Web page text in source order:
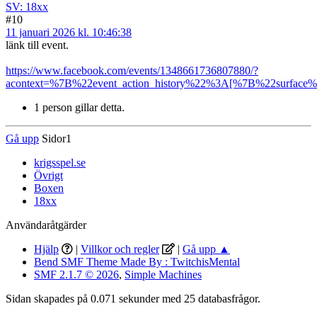
SV: 18xx
#10
11 januari 2026 kl. 10:46:38
länk till event.
https://www.facebook.com/events/1348661736807880/?
1 person gillar detta.
Gå upp Sidor1
krigsspel.se
Övrigt
Boxen
18xx
Användaråtgärder
Hjälp
| Villkor och regler | Gå upp ▲
Bend SMF Theme Made By : TwitchisMental
SMF 2.1.7 © 2026, Simple Machines
Sidan skapades på 0.071 sekunder med 25 databasfrågor.